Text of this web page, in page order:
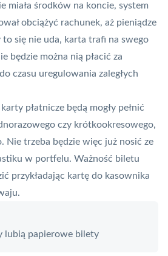
miała środków na koncie, system
obciążyć rachunek, aż pieniądze
to się nie uda, karta trafi na swego
będzie można nią płacić za
czasu uregulowania zaległych
płatnicze będą mogły pełnić
czy krótkookresowego,
Nie trzeba będzie więc już nosić ze
w portfelu. Ważność biletu
przykładając kartę do kasownika
lubią papierowe bilety